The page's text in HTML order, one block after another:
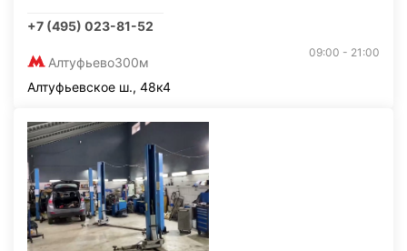
+7 (495) 023-81-52
Алтуфьево300м
09:00 - 21:00
Алтуфьевское ш., 48к4